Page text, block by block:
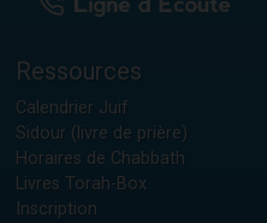
Ressources
Calendrier Juif
Sidour (livre de prière)
Horaires de Chabbath
Livres Torah-Box
Inscription